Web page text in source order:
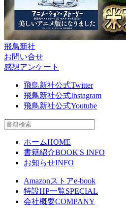
飛鳥新社
お問い合せ
感想アンケート
飛鳥新社公式Twitter
飛鳥新社公式Instagram
飛鳥新社公式Youtube
ホームHOME
書籍紹介BOOK'S INFO
お知らせINFO
Amazonストアe-book
特設HP一覧SPECIAL
会社概要COMPANY